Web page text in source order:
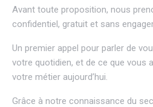
Avant toute proposition, nous
confidentiel, gratuit et sans
Un premier appel pour parler de
votre quotidien, et de ce que vous
votre métier aujourd’hui.
Grâce à notre connaissance du